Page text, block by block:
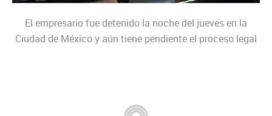
El empresario fue detenido la noche del jueves en la
Ciudad de México y aún tiene pendiente el proceso legal
sábado a Cancún acusado del delito de extorsión por la